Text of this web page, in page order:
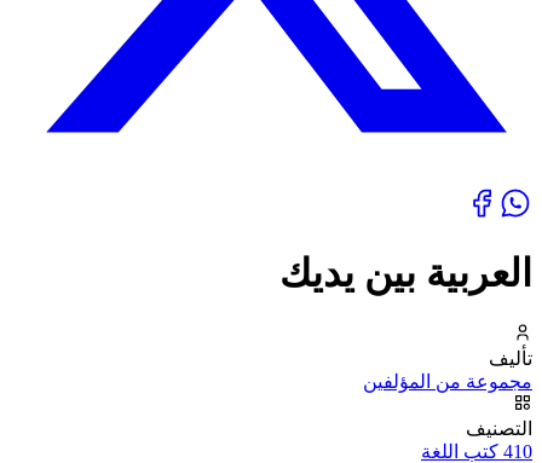
العربية بين يديك
تأليف
مجموعة من المؤلفين
التصنيف
410 كتب اللغة